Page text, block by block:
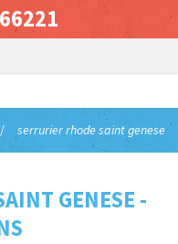
serrurier rhode saint genese
GENESE -